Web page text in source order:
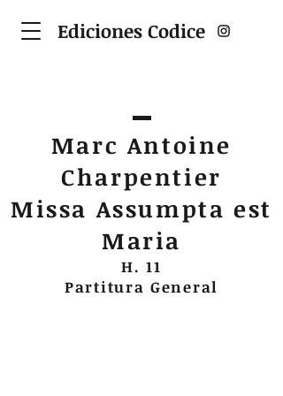
Ediciones Codice
Marc Antoine
Charpentier
Missa Assumpta est
Maria
H. 11
Partitura General